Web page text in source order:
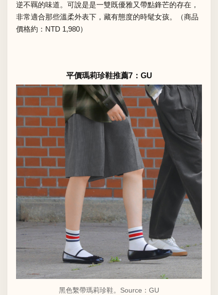
逆不羈的味道。可說是是一雙既優雅又帶點鋒芒的存在，
非常適合那些溫柔外表下，藏有態度的時髦女孩。（商品
價格約：NTD 1,980）
平價瑪莉珍鞋推薦7：GU
黑色繫帶瑪莉珍鞋。Source： GU